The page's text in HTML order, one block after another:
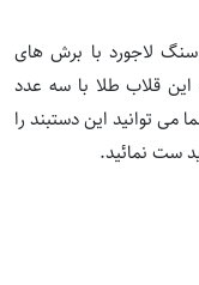
لاجورد با برش های
قلاب طلا با سه عدد
توانید این دستبند را
ست نمائید.